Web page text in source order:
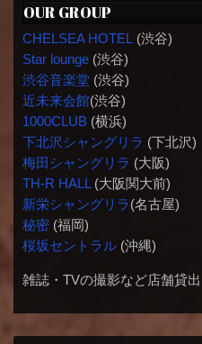
OUR GROUP
CHELSEA HOTEL (渋谷)
Star lounge(渋谷)
渋谷音楽堂(渋谷)
近未来会館(渋谷)
1000CLUB(横浜)
下北沢シャングリラ (下北沢)
梅田シャングリラ (大阪)
TH-R HALL(大阪関大前)
新栄シャングリラ(名古屋)
秘密(福岡)
桜坂セントラル(沖縄)
雑誌・TVの撮影など店舗貸出